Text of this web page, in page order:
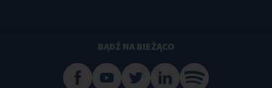
BĄDŹ NA BIEŻĄCO